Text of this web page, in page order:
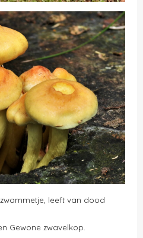
leeft van dood
Gewone zwavelkop.